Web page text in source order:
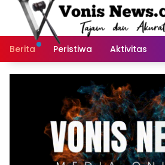
Langsung
Berita
Peristiwa Aktivitas